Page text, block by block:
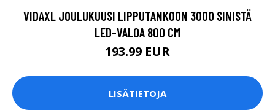
VIDAXL JOULUKUUSI LIPPUTANKOON 3000 SINISTÄ
LED-VALOA 800 CM
193.99 EUR
LISÄTIETOJA